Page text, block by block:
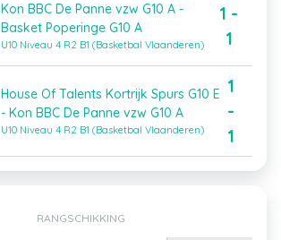
Kon BBC De Panne vzw G10 A -
Basket Poperinge G10 A
U10 Niveau 4 R2 B1 (Basketbal Vlaanderen)
1 -
1
House Of Talents Kortrijk Spurs G10 E
- Kon BBC De Panne vzw G10 A
U10 Niveau 4 R2 B1 (Basketbal Vlaanderen)
1
-
1
RANGSCHIKKING